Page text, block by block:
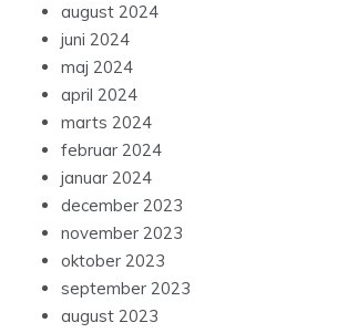
august 2024
juni 2024
maj 2024
april 2024
marts 2024
februar 2024
januar 2024
december 2023
november 2023
oktober 2023
september 2023
august 2023